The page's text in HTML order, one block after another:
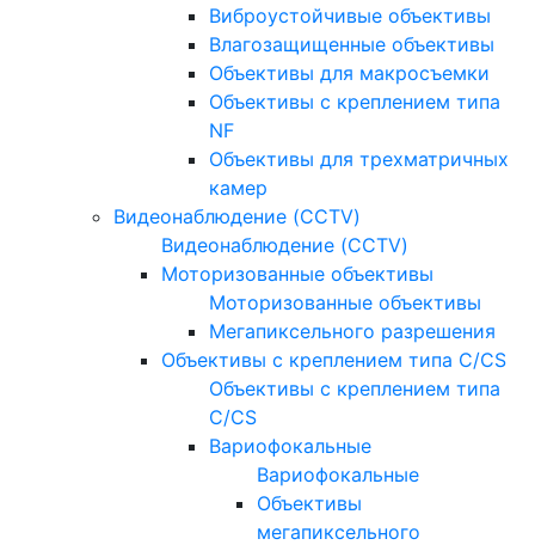
Виброустойчивые объективы
Влагозащищенные объективы
Объективы для макросъемки
Объективы с креплением типа
NF
Объективы для трехматричных
камер
Видеонаблюдение (CCTV)
Видеонаблюдение (CCTV)
Моторизованные объективы
Моторизованные объективы
Мегапиксельного разрешения
Объективы с креплением типа C/CS
Объективы с креплением типа
C/CS
Вариофокальные
Вариофокальные
Объективы
мегапиксельного